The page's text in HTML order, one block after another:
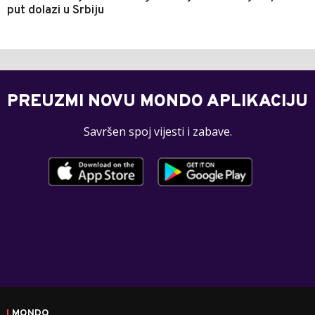
put dolazi u Srbiju
PREUZMI NOVU MONDO APLIKACIJU
Savršen spoj vijesti i zabave.